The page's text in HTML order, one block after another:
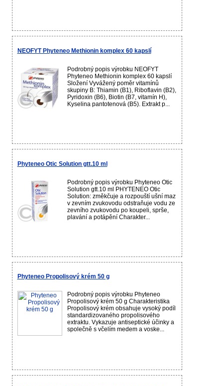
NEOFYT Phyteneo Methionin komplex 60 kapslí
Podrobný popis výrobku NEOFYT
Phyteneo Methionin komplex 60 kapslí
Složení Vyvážený poměr vitamínů
skupiny B: Thiamin (B1), Riboflavin (B2),
Pyridoxin (B6), Biotin (B7, vitamín H),
Kyselina pantotenová (B5). Extrakt p...
Phyteneo Otic Solution gtt.10 ml
Podrobný popis výrobku Phyteneo Otic
Solution gtt.10 ml PHYTENEO Otic
Solution: změkčuje a rozpouští ušní maz
v zevním zvukovodu odstraňuje vodu ze
zevního zvukovodu po koupeli, sprše,
plavání a potápění Charakter...
Phyteneo Propolisový krém 50 g
Podrobný popis výrobku Phyteneo
Propolisový krém 50 g Charakteristika
Propolisový krém obsahuje vysoký podíl
standardizovaného propolisového
extraktu. Vykazuje antiseptické účinky a
společně s včelím medem a voske...